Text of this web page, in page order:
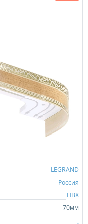
LEGRAND
Россия
ПВХ
70мм